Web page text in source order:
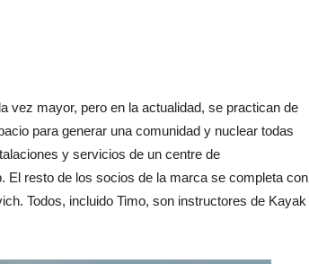
vez mayor, pero en la actualidad, se practican de
para generar una comunidad y nuclear todas
y servicios de un centre de
El resto de los socios de la marca se completa con
Todos, incluido Timo, son instructores de Kayak